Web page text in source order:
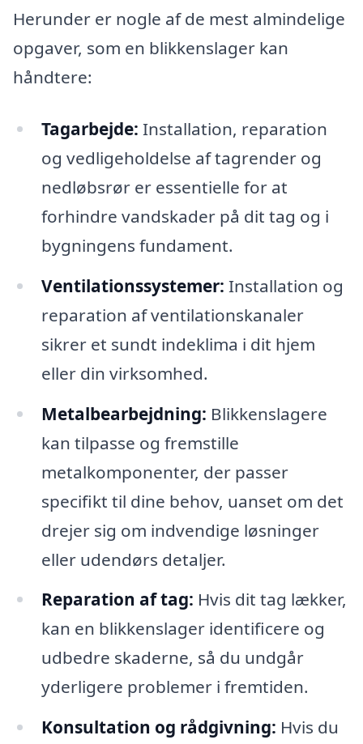
Herunder er nogle af de mest almindelige
opgaver, som en blikkenslager kan
håndtere:
Tagarbejde: Installation, reparation
og vedligeholdelse af tagrender og
nedløbsrør er essentielle for at
forhindre vandskader på dit tag og i
bygningens fundament.
Ventilationssystemer: Installation og
reparation af ventilationskanaler
sikrer et sundt indeklima i dit hjem
eller din virksomhed.
Metalbearbejdning: Blikkenslagere
kan tilpasse og fremstille
metalkomponenter, der passer
specifikt til dine behov, uanset om det
drejer sig om indvendige løsninger
eller udendørs detaljer.
Reparation af tag: Hvis dit tag lækker,
kan en blikkenslager identificere og
udbedre skaderne, så du undgår
yderligere problemer i fremtiden.
Konsultation og rådgivning: Hvis du